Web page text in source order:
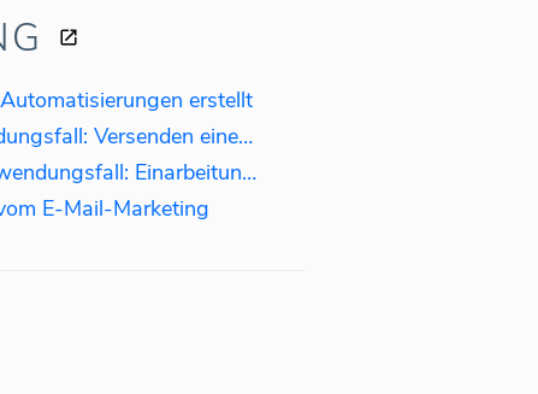
erstellt
E-Mail-Kampagnen-Anwendungsfall: Versenden eines Rabatts an Kunden, die über 100 $ ausgegeben haben.
E-Mail-Automatisierung Anwendungsfall: Einarbeitung neuer Kunden
E-Mail-Marketing